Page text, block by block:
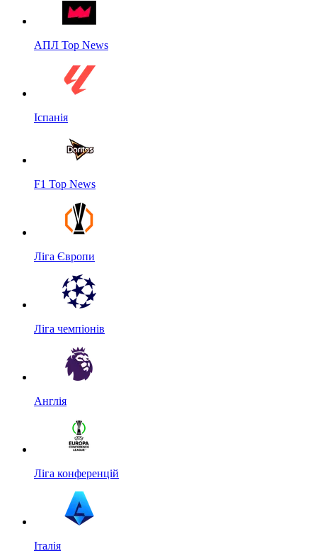
АПЛ Top News
Іспанія
F1 Top News
Ліга Європи
Ліга чемпіонів
Англія
Ліга конференцій
Італія